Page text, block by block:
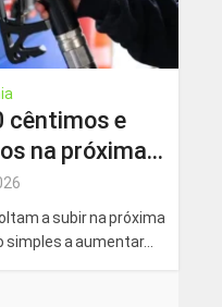
cêntimos e
na próxima...
a subir na próxima
a aumentar...